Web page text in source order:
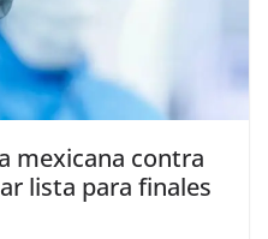
mexicana contra
lista para finales